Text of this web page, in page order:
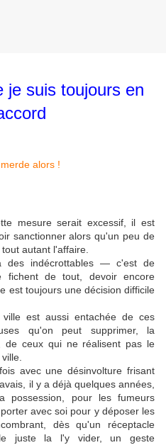
je suis toujours en
mesure serait excessif, il est
sanctionner alors qu'un peu de
autant l'affaire.
indécrottables — c'est de
de tout, devoir encore
est toujours une décision difficile
est aussi entachée de ces
qu'on peut supprimer, la
de ceux qui ne réalisent pas le
avec une désinvolture frisant
il y a déjà quelques années,
possession, pour les fumeurs
avec soi pour y déposer les
dès qu'un réceptacle
juste la l'y vider, un geste